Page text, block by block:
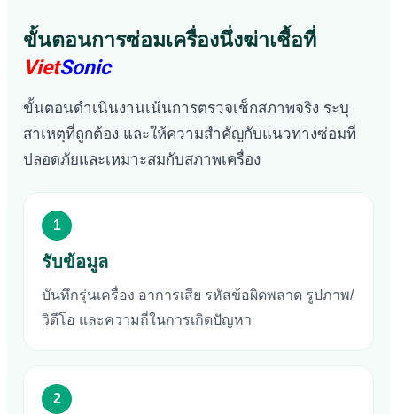
ขั้นตอนการซ่อมเครื่องนึ่งฆ่าเชื้อที่
VietSonic
ขั้นตอนดำเนินงานเน้นการตรวจเช็กสภาพจริง ระบุ
สาเหตุที่ถูกต้อง และให้ความสำคัญกับแนวทางซ่อมที่
ปลอดภัยและเหมาะสมกับสภาพเครื่อง
1
รับข้อมูล
บันทึกรุ่นเครื่อง อาการเสีย รหัสข้อผิดพลาด รูปภาพ/
วิดีโอ และความถี่ในการเกิดปัญหา
2